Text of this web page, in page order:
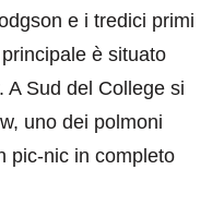
e i tredici primi
è situato
A Sud del College si
uno dei polmoni
pic-nic in completo